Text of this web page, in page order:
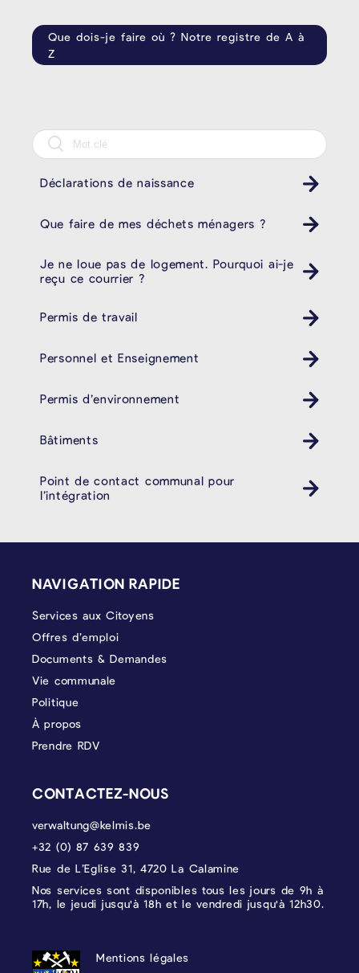
Que dois-je faire où ? Notre registre de A à
Z
Déclarations de naissance
Que faire de mes déchets ménagers ?
Poubelle Müll
Je ne loue pas de logement. Pourquoi ai-je
reçu ce courrier ?
Permis de travail
Personnel et Enseignement
Permis d’environnement
Bâtiments
Point de contact communal pour
l’intégration
NAVIGATION RAPIDE
Services aux Citoyens
Offres d’emploi
Documents & Demandes
Vie communale
Politique
À propos
Prendre RDV
CONTACTEZ-NOUS
verwaltung@kelmis.be
+32 (0) 87 639 839
Rue de L’Eglise 31, 4720 La Calamine
Nos services sont disponibles tous les jours de 9h à
17h, le jeudi jusqu'à 18h et le vendredi jusqu'à 12h30.
PROTECTION DES DONNÉES, MENTIONS
Mentions légales